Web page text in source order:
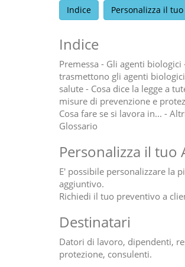
Indice Personalizza il tuo
Indice
Premessa - Gli agenti
trasmettono gli agenti
salute - Cosa dice la legge a
misure di prevenzione e
Cosa fare se si lavora in... -
Glossario
Personalizza il tuo
E' possibile personalizzare la
aggiuntivo.
Richiedi il tuo preventivo a
Destinatari
Datori di lavoro, dipendenti,
protezione, consulenti.